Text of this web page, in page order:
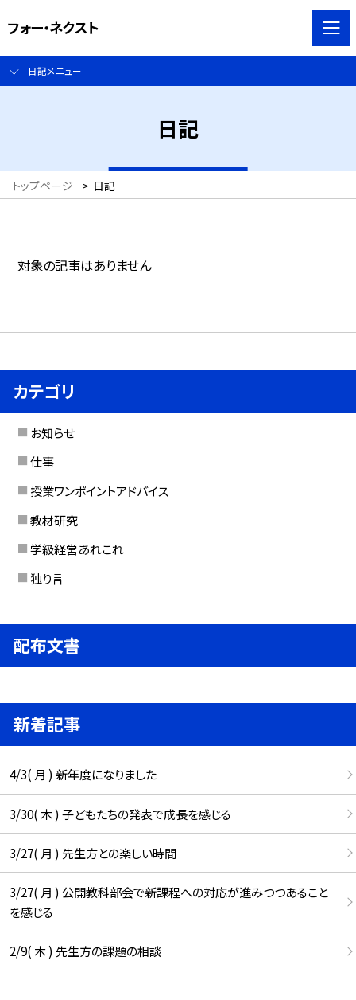
フォー・ネクスト
日記メニュー
日記
トップページ > 日記
対象の記事はありません
カテゴリ
お知らせ
仕事
授業ワンポイントアドバイス
教材研究
学級経営あれこれ
独り言
配布文書
新着記事
4/3( 月 ) 新年度になりました
3/30( 木 ) 子どもたちの発表で成長を感じる
3/27( 月 ) 先生方との楽しい時間
3/27( 月 ) 公開教科部会で新課程への対応が進みつつあること
を感じる
2/9( 木 ) 先生方の課題の相談